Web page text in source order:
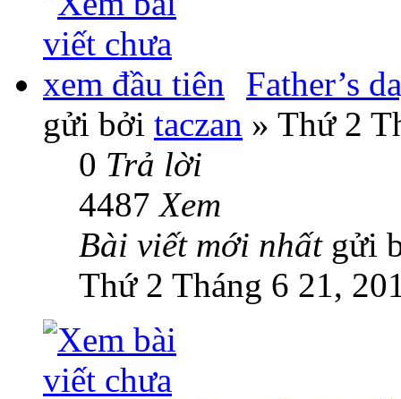
Father’s
gửi bởi taczan » Thứ 2
0 Trả lời
4487Xem
Bài viết mới nhất gửi
Thứ 2 Tháng 6 21,